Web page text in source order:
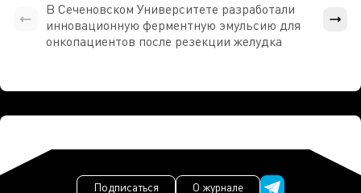
В Сеченовском Университете разработали
инновационную ферментную эмульсию для
онкопациентов после резекции желудка
Подписаться О журнале